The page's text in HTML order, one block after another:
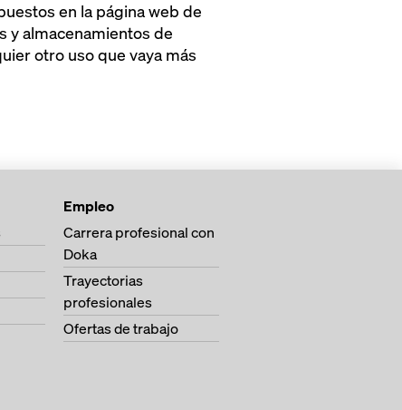
en la página web de
y almacenamientos de
otro uso que vaya más
Empleo
Carrera profesional con
Doka
Trayectorias
profesionales
Ofertas de trabajo